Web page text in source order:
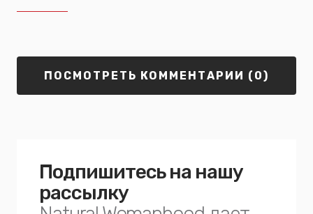
ПОСМОТРЕТЬ КОММЕНТАРИИ (0)
Подпишитесь на нашу
рассылку